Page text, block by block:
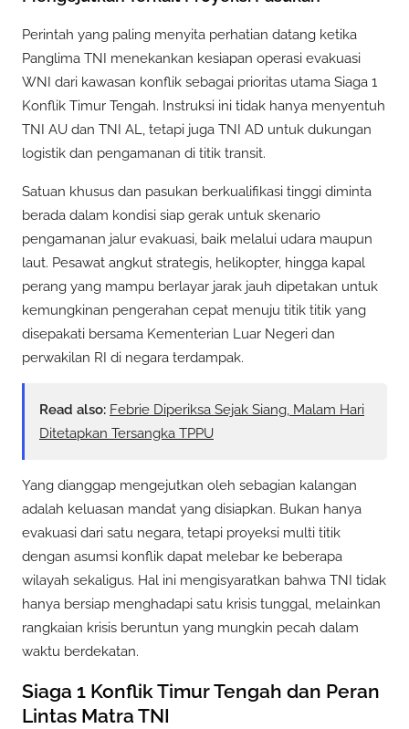
Perintah yang paling menyita perhatian datang ketika
Panglima TNI menekankan kesiapan operasi evakuasi
WNI dari kawasan konflik sebagai prioritas utama Siaga 1
Konflik Timur Tengah. Instruksi ini tidak hanya menyentuh
TNI AU dan TNI AL, tetapi juga TNI AD untuk dukungan
logistik dan pengamanan di titik transit.
Satuan khusus dan pasukan berkualifikasi tinggi diminta
berada dalam kondisi siap gerak untuk skenario
pengamanan jalur evakuasi, baik melalui udara maupun
laut. Pesawat angkut strategis, helikopter, hingga kapal
perang yang mampu berlayar jarak jauh dipetakan untuk
kemungkinan pengerahan cepat menuju titik titik yang
disepakati bersama Kementerian Luar Negeri dan
perwakilan RI di negara terdampak.
Read also: Febrie Diperiksa Sejak Siang, Malam Hari
Ditetapkan Tersangka TPPU
Yang dianggap mengejutkan oleh sebagian kalangan
adalah keluasan mandat yang disiapkan. Bukan hanya
evakuasi dari satu negara, tetapi proyeksi multi titik
dengan asumsi konflik dapat melebar ke beberapa
wilayah sekaligus. Hal ini mengisyaratkan bahwa TNI tidak
hanya bersiap menghadapi satu krisis tunggal, melainkan
rangkaian krisis beruntun yang mungkin pecah dalam
waktu berdekatan.
Siaga 1 Konflik Timur Tengah dan Peran
Lintas Matra TNI